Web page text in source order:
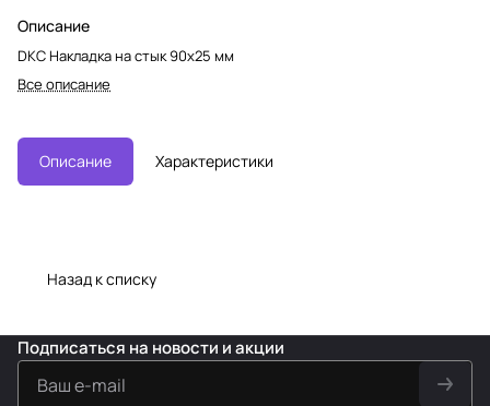
Описание
DKC Накладка на стык 90х25 мм
Все описание
Описание Характеристики
Назад к списку
Подписаться на новости и акции